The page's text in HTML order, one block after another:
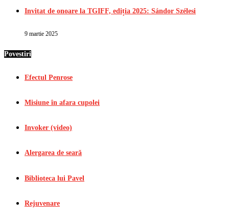
Invitat de onoare la TGIFF, ediția 2025: Sándor Szélesi
9 martie 2025
Povestiri
Efectul Penrose
Misiune în afara cupolei
Invoker (video)
Alergarea de seară
Biblioteca lui Pavel
Rejuvenare